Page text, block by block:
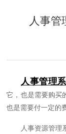
人事管
人事管理
它，也是需要购买
也是需要付一定的
人事资源管理系